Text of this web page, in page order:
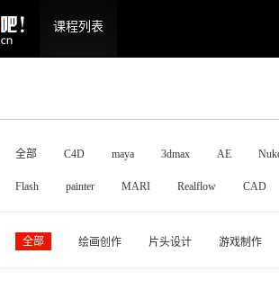
课程列表
全部 C4D maya 3dmax AE
Flash painter MARI Realflow CAD
全部 绘画创作 片头设计 游戏制作